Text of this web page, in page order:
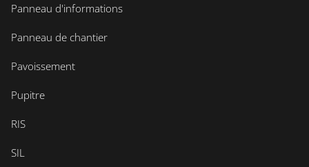
Panneau d'informations
Panneau de chantier
Pavoissement
Pupitre
RIS
SIL